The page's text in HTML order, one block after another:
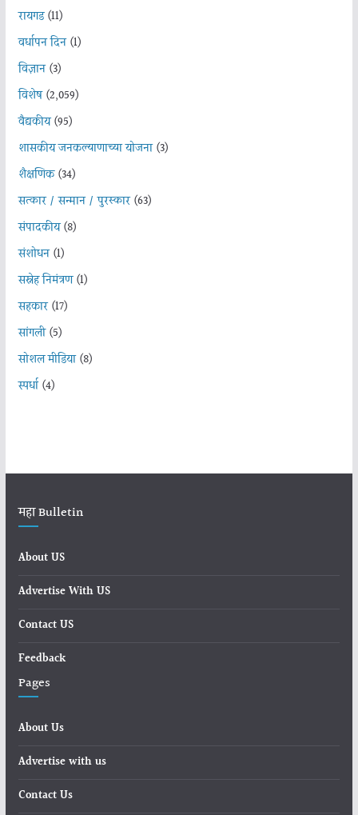
रायगड(11)
वर्धापन दिन(1)
विज्ञान(3)
विशेष(2,059)
वैद्यकीय(95)
शासकीय जनकल्याणाच्या योजना(3)
शैक्षणिक(34)
सत्कार / सन्मान / पुरस्कार(63)
संपादकीय(8)
संशोधन(1)
सस्नेह निमंत्रण(1)
सहकार(17)
सांगली(5)
सोशल मीडिया(8)
स्पर्धा(4)
महा Bulletin
About US
Advertise With US
Contact US
Feedback
Pages
About Us
Advertise with us
Contact Us